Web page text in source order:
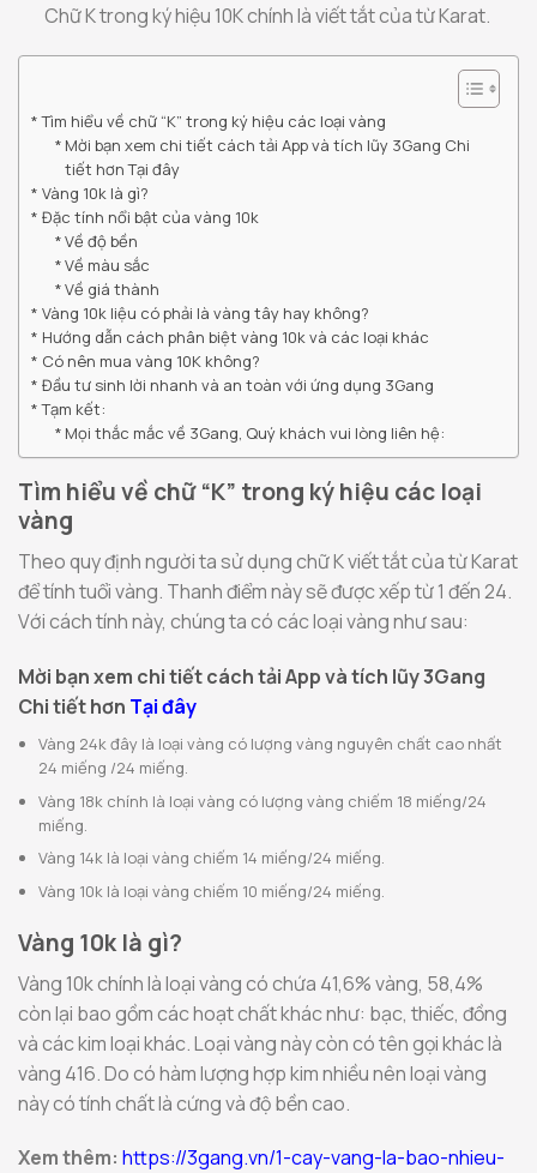
Chữ K trong ký hiệu 10K chính là viết tắt của từ Karat.
Tìm hiểu về chữ “K” trong ký hiệu các loại vàng
Mời bạn xem chi tiết cách tải App và tích lũy 3Gang Chi
tiết hơn Tại đây
Vàng 10k là gì?
Đặc tính nổi bật của vàng 10k
Về độ bền
Về màu sắc
Về giá thành
Vàng 10k liệu có phải là vàng tây hay không?
Hướng dẫn cách phân biệt vàng 10k và các loại khác
Có nên mua vàng 10K không?
Đầu tư sinh lời nhanh và an toàn với ứng dụng 3Gang
Tạm kết:
Mọi thắc mắc về 3Gang, Quý khách vui lòng liên hệ:
Tìm hiểu về chữ “K” trong ký hiệu các loại
vàng
Theo quy định người ta sử dụng chữ K viết tắt của từ Karat
để tính tuổi vàng. Thanh điểm này sẽ được xếp từ 1 đến 24.
Với cách tính này, chúng ta có các loại vàng như sau:
Mời bạn xem chi tiết cách tải App và tích lũy 3Gang
Chi tiết hơn Tại đây
Vàng 24k đây là loại vàng có lượng vàng nguyên chất cao nhất
24 miếng /24 miếng.
Vàng 18k chính là loại vàng có lượng vàng chiếm 18 miếng/24
miếng.
Vàng 14k là loại vàng chiếm 14 miếng/24 miếng.
Vàng 10k là loại vàng chiếm 10 miếng/24 miếng.
Vàng 10k là gì?
Vàng 10k chính là loại vàng có chứa 41,6% vàng, 58,4%
còn lại bao gồm các hoạt chất khác như: bạc, thiếc, đồng
và các kim loại khác. Loại vàng này còn có tên gọi khác là
vàng 416. Do có hàm lượng hợp kim nhiều nên loại vàng
này có tính chất là cứng và độ bền cao.
Xem thêm: https://3gang.vn/1-cay-vang-la-bao-nhieu-